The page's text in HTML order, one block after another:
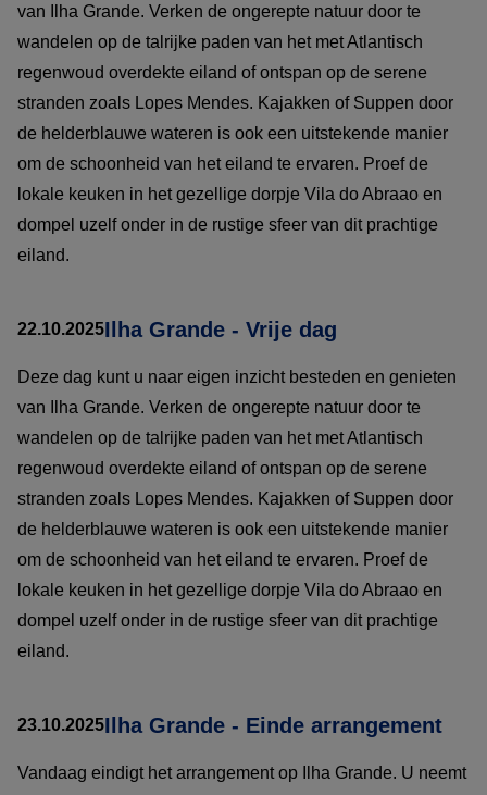
van Ilha Grande. Verken de ongerepte natuur door te
wandelen op de talrijke paden van het met Atlantisch
regenwoud overdekte eiland of ontspan op de serene
stranden zoals Lopes Mendes. Kajakken of Suppen door
de helderblauwe wateren is ook een uitstekende manier
om de schoonheid van het eiland te ervaren. Proef de
lokale keuken in het gezellige dorpje Vila do Abraao en
dompel uzelf onder in de rustige sfeer van dit prachtige
eiland.
22.10.2025Ilha Grande - Vrije dag
Deze dag kunt u naar eigen inzicht besteden en genieten
van Ilha Grande. Verken de ongerepte natuur door te
wandelen op de talrijke paden van het met Atlantisch
regenwoud overdekte eiland of ontspan op de serene
stranden zoals Lopes Mendes. Kajakken of Suppen door
de helderblauwe wateren is ook een uitstekende manier
om de schoonheid van het eiland te ervaren. Proef de
lokale keuken in het gezellige dorpje Vila do Abraao en
dompel uzelf onder in de rustige sfeer van dit prachtige
eiland.
23.10.2025Ilha Grande - Einde arrangement
Vandaag eindigt het arrangement op Ilha Grande. U neemt